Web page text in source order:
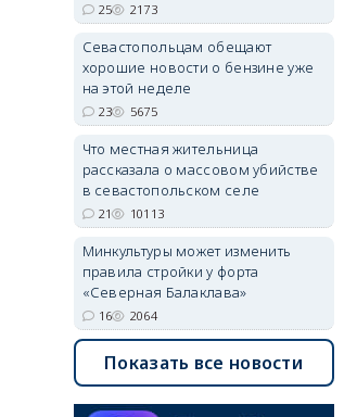
25 2173
Севастопольцам обещают
хорошие новости о бензине уже
на этой неделе
23 5675
Что местная жительница
рассказала о массовом убийстве
в севастопольском селе
21 10113
Минкультуры может изменить
правила стройки у форта
«Северная Балаклава»
16 2064
Показать все новости